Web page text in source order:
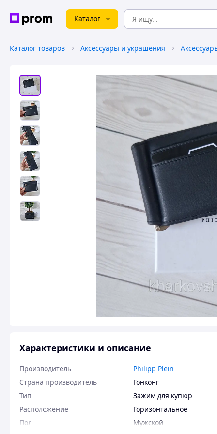
Каталог
Каталог товаров Аксессуары и украшения
Характеристики и описание
Производитель
Philipp Plein
Страна производитель
Гонконг
Тип
Зажим для купюр
Расположение
Горизонтальное
Пол
Мужской